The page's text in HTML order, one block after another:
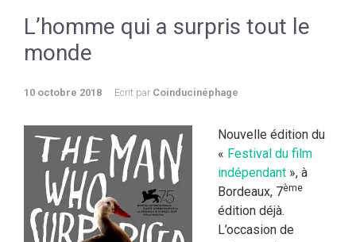
L’homme qui a surpris tout le
monde
10 octobre 2018 Ecrit par Coinducinéphage
Nouvelle édition du
« Festival du film
indépendant », à
Bordeaux, 7ème
édition déjà.
L’occasion de